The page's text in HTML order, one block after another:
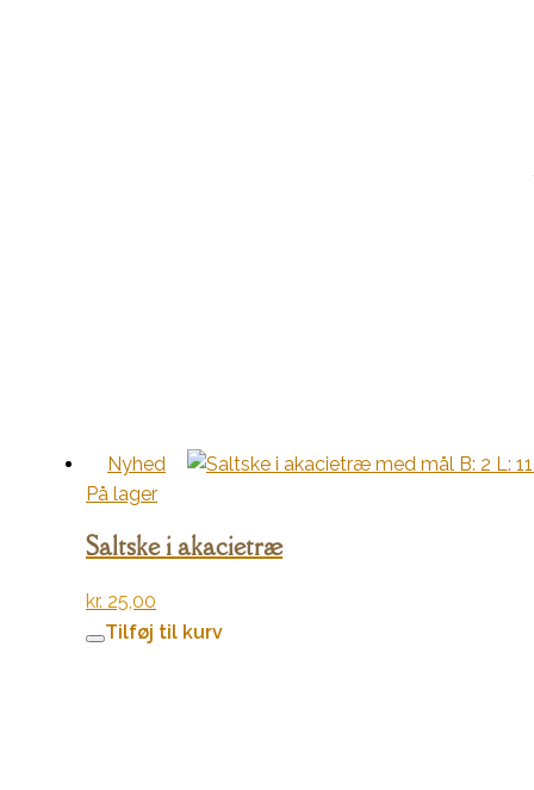
Nyhed
På lager
Saltske i akacietræ
kr. 25,00
Tilføj til kurv